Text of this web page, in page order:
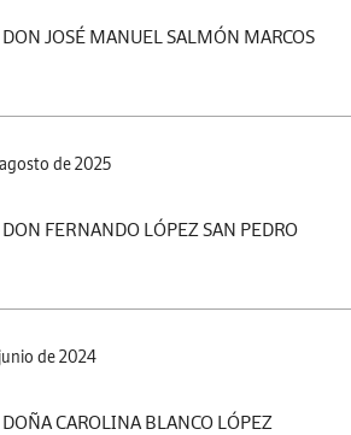
DON JOSÉ MANUEL SALMÓN MARCOS
de 2025
DON FERNANDO LÓPEZ SAN PEDRO
de 2024
DOÑA CAROLINA BLANCO LÓPEZ